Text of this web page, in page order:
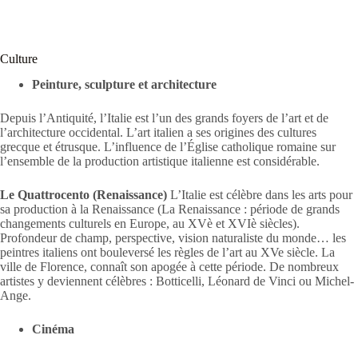
Culture
Peinture, sculpture et architecture
Depuis l’Antiquité, l’Italie est l’un des grands foyers de l’art et de
l’architecture occidental. L’art italien a ses origines des cultures
grecque et étrusque. L’influence de l’Église catholique romaine sur
l’ensemble de la production artistique italienne est considérable.
Le Quattrocento (Renaissance) L’Italie est célèbre dans les arts pour
sa production à la Renaissance (La Renaissance : période de grands
changements culturels en Europe, au XVè et XVIè siècles).
Profondeur de champ, perspective, vision naturaliste du monde… les
peintres italiens ont bouleversé les règles de l’art au XVe siècle. La
ville de Florence, connaît son apogée à cette période. De nombreux
artistes y deviennent célèbres : Botticelli, Léonard de Vinci ou Michel-
Ange.
Cinéma